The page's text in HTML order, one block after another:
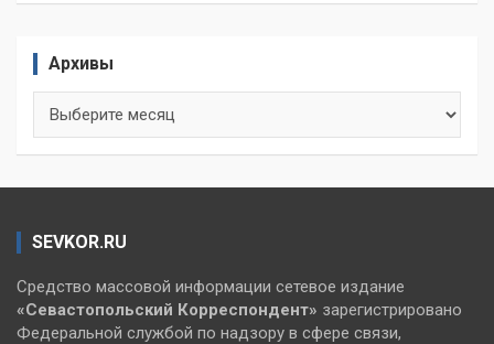
Архивы
SEVKOR.RU
Средство массовой информации сетевое издание
«Севастопольский Корреспондент» зарегистрировано
Федеральной службой по надзору в сфере связи,